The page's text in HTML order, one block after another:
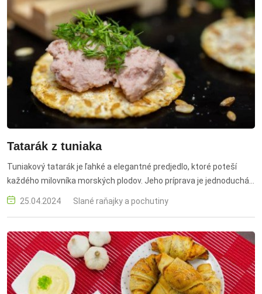
Tatarák z tuniaka
Tuniakový tatarák je ľahké a elegantné predjedlo, ktoré poteší
každého milovníka morských plodov. Jeho príprava je jednoduchá
a výsledok vás odmení výnimočnou chuťou.​ tuniakový tatarák,
predjedlo, tuniak, olivy, kapary, recept, rybie jedlo
25.04.2024 Slané raňajky a pochutiny